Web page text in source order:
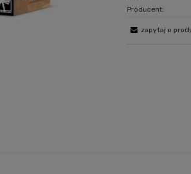
Producent:
zapytaj o